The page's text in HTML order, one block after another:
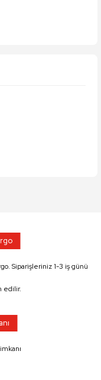
Siparişleriniz 1-3 iş günü
edilir.